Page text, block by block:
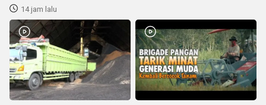
14 jam lalu